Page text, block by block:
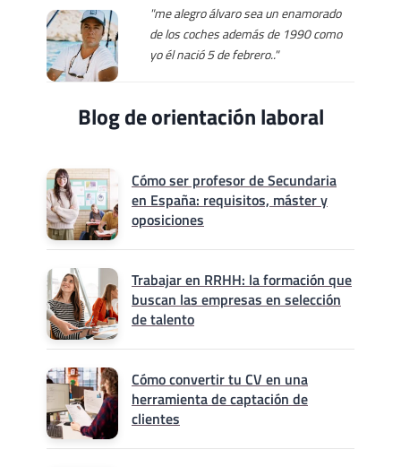
"me alegro álvaro sea un enamorado
de los coches además de 1990 como
yo él nació 5 de febrero.."
Blog de orientación laboral
Cómo ser profesor de Secundaria
en España: requisitos, máster y
oposiciones
Trabajar en RRHH: la formación que
buscan las empresas en selección
de talento
Cómo convertir tu CV en una
herramienta de captación de
clientes